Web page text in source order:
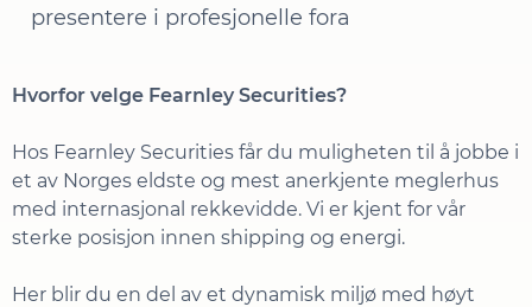
presentere i profesjonelle fora
Hvorfor velge Fearnley Securities?
Hos Fearnley Securities får du muligheten til å jobbe i
et av Norges eldste og mest anerkjente meglerhus
med internasjonal rekkevidde. Vi er kjent for vår
sterke posisjon innen shipping og energi.
Her blir du en del av et dynamisk miljø med høyt